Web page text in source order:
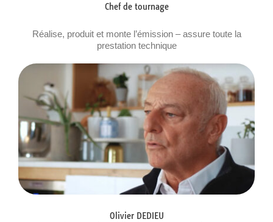
Chef de tournage
Réalise, produit et monte l’émission – assure toute la
prestation technique
Olivier DEDIEU